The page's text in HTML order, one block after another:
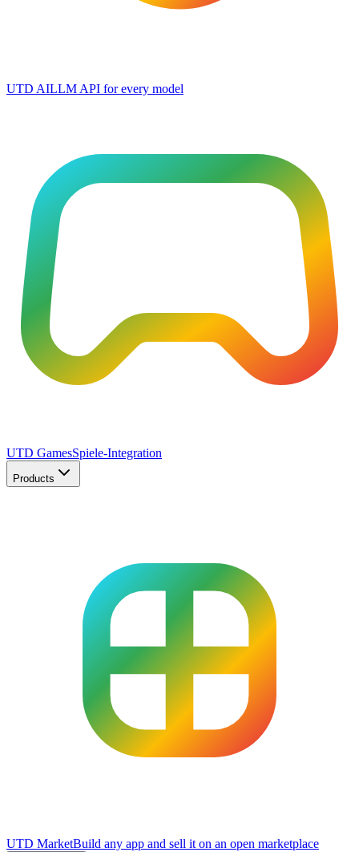
UTD AILLM API for every model
UTD GamesSpiele-Integration
Products
UTD MarketBuild any app and sell it on an open marketplace